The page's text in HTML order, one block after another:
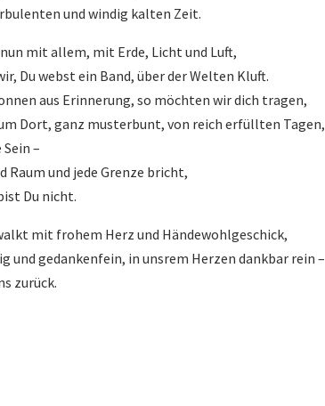
und windig kalten Zeit.
mit allem, mit Erde, Licht und Luft,
Du webst ein Band, über der Welten Kluft.
aus Erinnerung, so möchten wir dich tragen,
Dort, ganz musterbunt, von reich erfüllten Tagen,
–
Raum und jede Grenze bricht,
Du nicht.
mit frohem Herz und Händewohlgeschick,
und gedankenfein, in unsrem Herzen dankbar rein –
zurück.